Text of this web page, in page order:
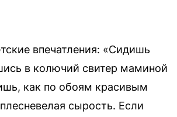
впечатления: «Сидишь
в колючий свитер маминой
как по обоям красивым
сырость. Если